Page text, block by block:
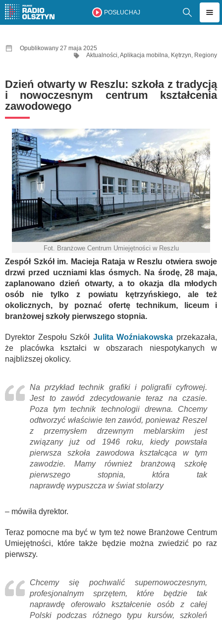
POSŁUCHAJ
Opublikowany 27 maja 2025
Aktualności,Aplikacja mobilna, Kętrzyn, Regiony
Dzień otwarty w Reszlu: szkoła z tradycją
i nowoczesnym centrum kształcenia
zawodowego
Fot. Branżowe Centrum Umiejętności w Reszlu
Zespół Szkół im. Macieja Rataja w Reszlu otwiera swoje
drzwi przed uczniami klas ósmych. Na środę, 28 maja,
zaplanowano dzień otwarty, a to okazja dla młodych
osób nie tylko z powiatu kętrzyńskiego, ale też
okolicznych, by poznać ofertę technikum, liceum i
branżowej szkoły pierwszego stopnia.
Dyrektor Zespołu Szkół Julita Woźniakowska przekazała,
że placówka kształci w obszarach niespotykanych w
najbliższej okolicy.
Na przykład technik grafiki i poligrafii cyfrowej.
Jest to zawód zdecydowanie teraz na czasie.
Poza tym technik technologii drewna.
Chcemy
odtworzyć właściwie ten zawód, ponieważ Reszel
z przemysłem drzewnym meblarskim
jest
związany już od 1946 roku,
kiedy powstała
pierwsza szkoła zawodowa kształcąca w tym
zawodzie.
Mamy również branżową szkołę
pierwszego stopnia,
któratak
naprawdę wypuszcza w świat stolarzy
– mówiła dyrektor.
Teraz pomocne ma być w tym też nowe Branżowe Centrum
Umiejętności, które także będzie można zwiedzić po raz
pierwszy.
Chcemy się pochwalić supernowoczesnym,
profesjonalnym sprzętem, które będzie tak
naprawdę oferowało kształcenie osób z całej
Polski podczas różnego typu kursów, szkoleń